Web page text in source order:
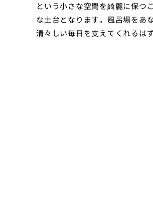
という小さな空間を綺麗に保つ
な土台となります。風呂場をあ
清々しい毎日を支えてくれるはず